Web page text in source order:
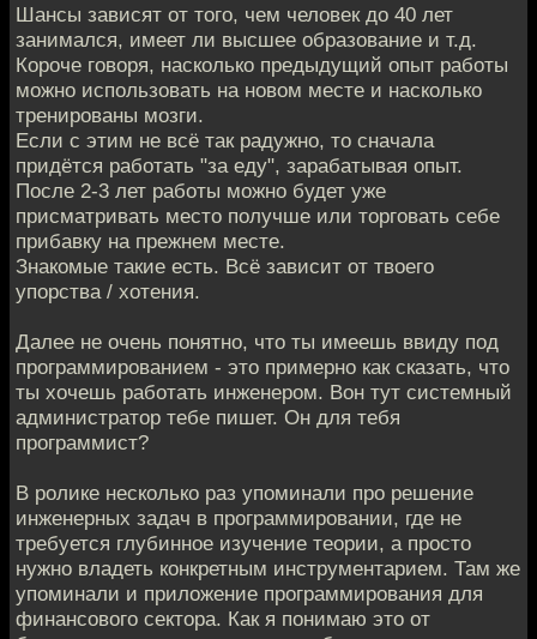
Шансы зависят от того, чем человек до 40 лет
занимался, имеет ли высшее образование и т.д.
Короче говоря, насколько предыдущий опыт работы
можно использовать на новом месте и насколько
тренированы мозги.
Если с этим не всё так радужно, то сначала
придётся работать "за еду", зарабатывая опыт.
После 2-3 лет работы можно будет уже
присматривать место получше или торговать себе
прибавку на прежнем месте.
Знакомые такие есть. Всё зависит от твоего
упорства / хотения.
Далее не очень понятно, что ты имеешь ввиду под
программированием - это примерно как сказать, что
ты хочешь работать инженером. Вон тут системный
администратор тебе пишет. Он для тебя
программист?
В ролике несколько раз упоминали про решение
инженерных задач в программировании, где не
требуется глубинное изучение теории, а просто
нужно владеть конкретным инструментарием. Там же
упоминали и приложение программирования для
финансового сектора. Как я понимаю это от